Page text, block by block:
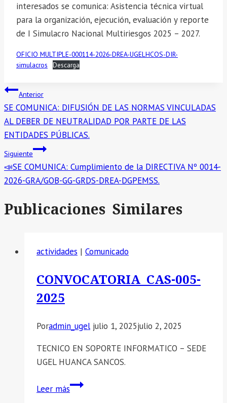
interesados se comunica: Asistencia técnica virtual
para la organización, ejecución, evaluación y reporte
de I Simulacro Nacional Multiriesgos 2025 – 2027.
OFICIO MULTIPLE-000114-2026-DREA-UGELHCOS-DIR-
simulacros
Descarga
Navegación
de
entradas
Anterior
SE COMUNICA: DIFUSIÓN DE LAS NORMAS VINCULADAS
AL DEBER DE NEUTRALIDAD POR PARTE DE LAS
ENTIDADES PÚBLICAS.
Siguiente
📣SE COMUNICA: Cumplimiento de la DIRECTIVA Nº 0014-
2026-GRA/GOB-GG-GRDS-DREA-DGPEMSS.
Publicaciones Similares
actividades | Comunicado
CONVOCATORIA CAS-005-
2025
Poradmin_ugel julio 1, 2025julio 2, 2025
TECNICO EN SOPORTE INFORMATICO – SEDE
UGEL HUANCA SANCOS.
Leer másCONVOCATORIA